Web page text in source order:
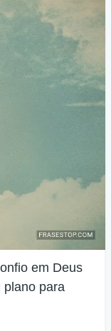
em Deus
plano para